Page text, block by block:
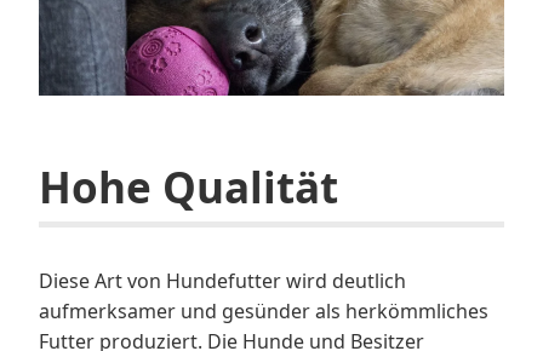
Hohe Qualität
Diese Art von Hundefutter wird deutlich
aufmerksamer und gesünder als herkömmliches
Futter produziert. Die Hunde und Besitzer